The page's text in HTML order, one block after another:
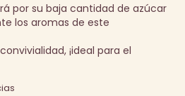
por su baja cantidad de azúcar
los aromas de este
¡ideal para el